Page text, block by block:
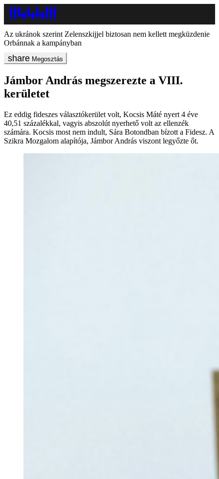
Az ukránok szerint Zelenszkijjel biztosan nem kellett megküzdenie
Orbánnak a kampányban
Megosztás
Jámbor András megszerezte a VIII.
kerületet
Ez eddig fideszes választókerület volt, Kocsis Máté nyert 4 éve
40,51 százalékkal, vagyis abszolút nyerhető volt az ellenzék
számára. Kocsis most nem indult, Sára Botondban bízott a Fidesz. A
Szikra Mozgalom alapítója, Jámbor András viszont legyőzte őt.